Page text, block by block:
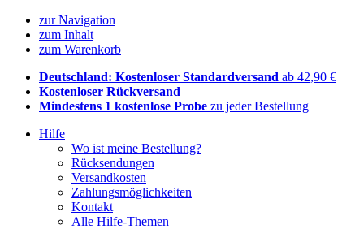
zur Navigation
zum Inhalt
zum Warenkorb
Deutschland: Kostenloser Standardversand ab 42,90 €
Kostenloser Rückversand
Mindestens 1 kostenlose Probe zu jeder Bestellung
Hilfe
Wo ist meine Bestellung?
Rücksendungen
Versandkosten
Zahlungsmöglichkeiten
Kontakt
Alle Hilfe-Themen